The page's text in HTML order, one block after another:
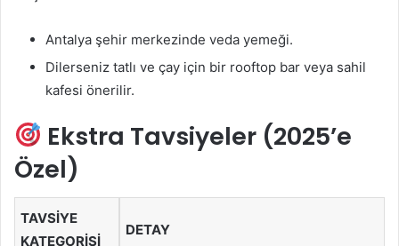
Antalya şehir merkezinde veda yemeği.
Dilerseniz tatlı ve çay için bir rooftop bar veya sahil
kafesi önerilir.
Ekstra Tavsiyeler (2025’e
Özel)
TAVSIYE
KATEGORISI
DETAY